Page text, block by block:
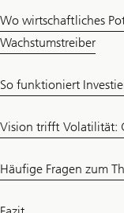
Wo wirtschaftliches
Wachstumstreiber
So funktioniert
Vision trifft Volatilität:
Häufige Fragen zum